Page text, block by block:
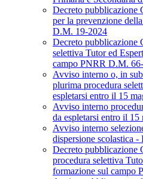
Decreto pubblicazione
per la prevenzione
D.M. 19-2024
Decreto pubblicazione
selettiva Tutor ed
campo PNRR D.M.
Avviso interno o, in
plurima procedura
espletarsi entro il 15
Avviso interno
da espletarsi entro il 15
Avviso interno
dispersione scolastica
Decreto pubblicazione
procedura selettiva
formazione sul campo